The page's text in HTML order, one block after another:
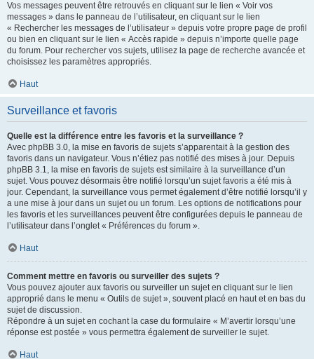
Vos messages peuvent être retrouvés en cliquant sur le lien « Voir vos
messages » dans le panneau de l’utilisateur, en cliquant sur le lien
« Rechercher les messages de l’utilisateur » depuis votre propre page de profil
ou bien en cliquant sur le lien « Accès rapide » depuis n’importe quelle page
du forum. Pour rechercher vos sujets, utilisez la page de recherche avancée et
choisissez les paramètres appropriés.
Haut
Surveillance et favoris
Quelle est la différence entre les favoris et la surveillance ?
Avec phpBB 3.0, la mise en favoris de sujets s’apparentait à la gestion des
favoris dans un navigateur. Vous n’étiez pas notifié des mises à jour. Depuis
phpBB 3.1, la mise en favoris de sujets est similaire à la surveillance d’un
sujet. Vous pouvez désormais être notifié lorsqu’un sujet favoris a été mis à
jour. Cependant, la surveillance vous permet également d’être notifié lorsqu’il y
a une mise à jour dans un sujet ou un forum. Les options de notifications pour
les favoris et les surveillances peuvent être configurées depuis le panneau de
l’utilisateur dans l’onglet « Préférences du forum ».
Haut
Comment mettre en favoris ou surveiller des sujets ?
Vous pouvez ajouter aux favoris ou surveiller un sujet en cliquant sur le lien
approprié dans le menu « Outils de sujet », souvent placé en haut et en bas du
sujet de discussion.
Répondre à un sujet en cochant la case du formulaire « M’avertir lorsqu’une
réponse est postée » vous permettra également de surveiller le sujet.
Haut